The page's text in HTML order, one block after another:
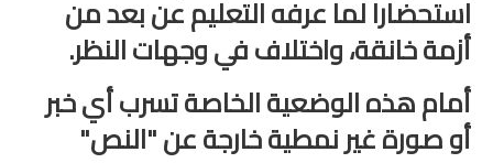
مباريات
أطر الأكاديميات
الإدارة التربوية
استحضارا لما عرفه التعليم عن بعد من
أزمة خانقة، واختلاف في وجهات النظر.
أمام هذه الوضعية الخاصة تسرب أي خبر
أو صورة غير نمطية خارجة عن "النص"